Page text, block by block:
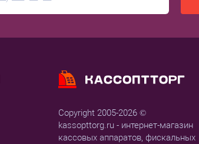
Copyright 2005-2026 ©
kassopttorg.ru - интернет-магазин
кассовых аппаратов, фискальных